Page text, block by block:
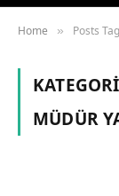
Home » Posts
MÜDÜR